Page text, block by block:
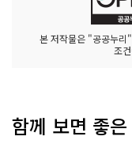
본 저작물은 "공공누리"
조
함께 보면 좋